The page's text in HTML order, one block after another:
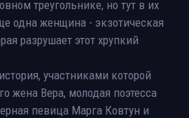
треугольнике, но тут в их
одна женщина - экзотическая
разрушает этот хрупкий
участниками которой
жена Вера, молодая поэтесса
певица Марга Ковтун и